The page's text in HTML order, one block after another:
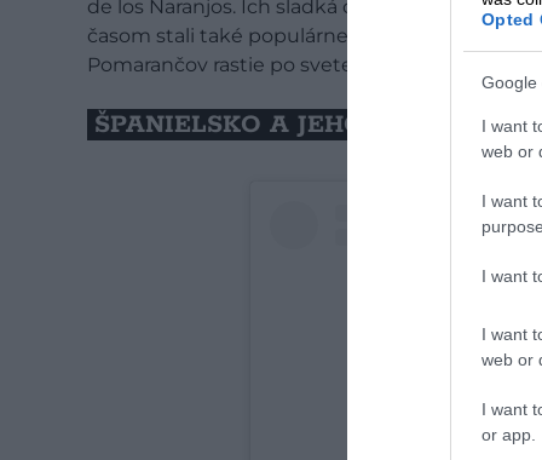
Opted
Google
I want
web or
I want
I want
I want
web or
I want
or app.
de los Naranjos. Ich sladká chuť si získavala
časom stali také populárne, že dali v
Pomarančov rastie po svete viac než 600
ŠPANIELSKO A JEHO